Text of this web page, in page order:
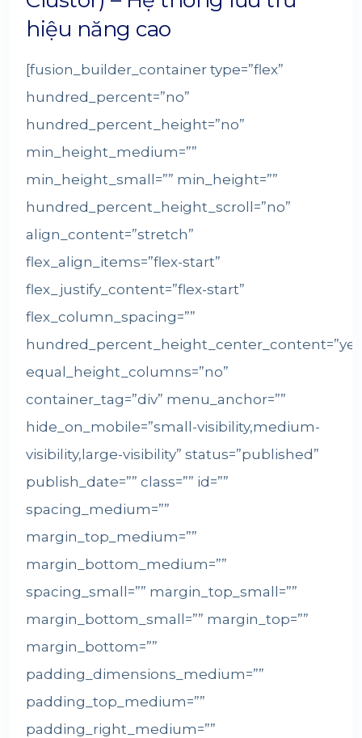
hiệu năng cao
[fusion_builder_container type=”flex”
hundred_percent=”no”
hundred_percent_height=”no”
min_height_medium=””
min_height_small=”” min_height=””
hundred_percent_height_scroll=”no”
align_content=”stretch”
flex_align_items=”flex-start”
flex_justify_content=”flex-start”
flex_column_spacing=””
equal_height_columns=”no”
container_tag=”div” menu_anchor=””
hide_on_mobile=”small-visibility,medium-
visibility,large-visibility” status=”published”
publish_date=”” class=”” id=””
spacing_medium=””
margin_top_medium=””
margin_bottom_medium=””
spacing_small=”” margin_top_small=””
margin_bottom_small=”” margin_top=””
margin_bottom=””
padding_dimensions_medium=””
padding_top_medium=””
padding_right_medium=””